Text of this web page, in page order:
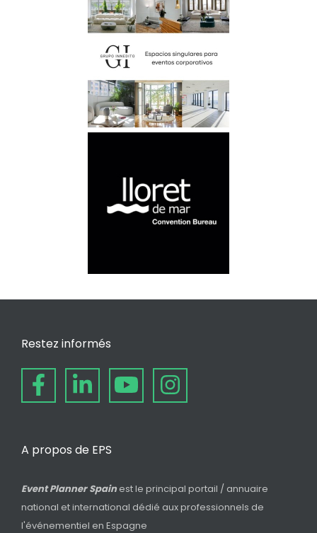
Restez informés
A propos de EPS
Event Planner Spain est le principal portail / annuaire
national et international dédié aux professionnels de
l'événementiel en Espagne